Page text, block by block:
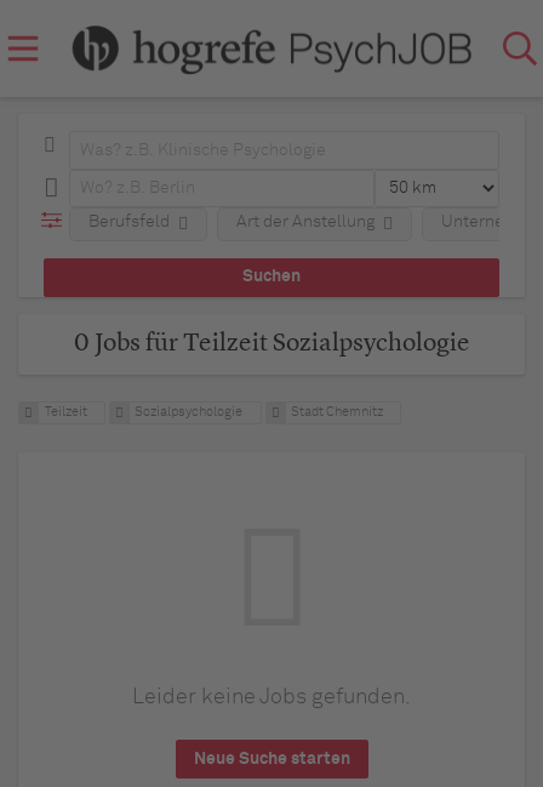
Berufsfeld Art der Anstellung
0 Jobs für Teilzeit Sozialpsychologie
Teilzeit Sozialpsychologie Stadt Chemnitz
Leider keine Jobs gefunden.
Neue Suche starten